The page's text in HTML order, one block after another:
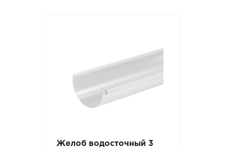
Желоб водосточный 3